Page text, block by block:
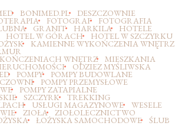
BONIMED.PL DESZCZOWNIE
FOTOGRAF FOTOGRAFIA
GRANIT HARKILA HOTELE
HOTEL W GÓRACH HOTEL W SZCZYRKU
KAMIENNE WYKOŃCZENIA WNĘTRZ
WNĘTRZ MIESZKANIA
ODZIEZ MYŚLIWSKA
POMPY POMPY BUDOWLANE
POMPY PRZEMYSŁOWE
POMPY ZATAPIALNE
SZCZYRK TREKKING
USŁUGI MAGAZYNOWE WESELE
ZIOŁA ZIOŁOLECZNICTWO
ŁOŻYSKA SAMOCHODOWE ŚLUB